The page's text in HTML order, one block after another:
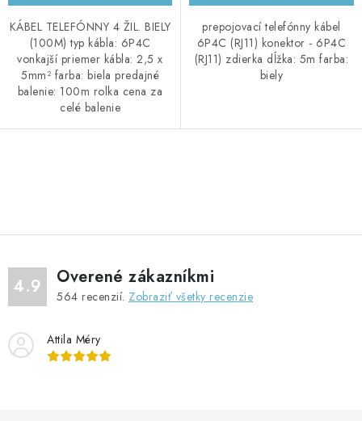
KÁBEL TELEFÓNNY 4 ŽIL. BIELY
(100M) typ kábla: 6P4C
vonkajší priemer kábla: 2,5 x
5mm² farba: biela predajné
balenie: 100m rolka cena za
celé balenie
prepojovací telefónny kábel
6P4C (RJ11) konektor - 6P4C
(RJ11) zdierka dĺžka: 5m farba:
biely
á
d
a
c
e
4.9 Overené zákazníkmi
564 recenzií. Zobraziť všetky recenzie
Attila Méry